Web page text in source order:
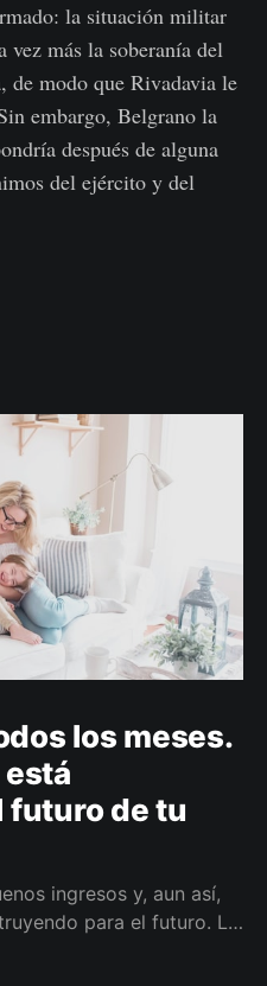
la situación militar
vez más la soberanía del
de modo que Rivadavia le
embargo, Belgrano la
después de alguna
del ejército y del
los meses.
futuro de tu
ingresos y, aun así,
para el futuro. La
un propósito, un plazo